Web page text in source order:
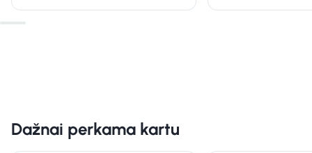
Dažnai perkama kartu